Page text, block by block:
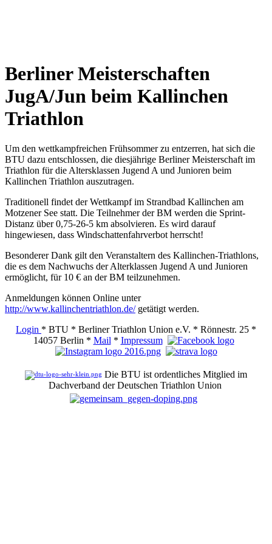
Berliner Meisterschaften
JugA/Jun beim Kallinchen
Triathlon
Um den wettkampfreichen Frühsommer zu entzerren, hat sich die
BTU dazu entschlossen, die diesjährige Berliner Meisterschaft im
Triathlon für die Altersklassen Jugend A und Junioren beim
Kallinchen Triathlon auszutragen.
Traditionell findet der Wettkampf im Strandbad Kallinchen am
Motzener See statt. Die Teilnehmer der BM werden die Sprint-
Distanz über 0,75-26-5 km absolvieren. Es wird darauf
hingewiesen, dass Windschattenfahrverbot herrscht!
Besonderer Dank gilt den Veranstaltern des Kallinchen-Triathlons,
die es dem Nachwuchs der Alterklassen Jugend A und Junioren
ermöglicht, für 10 € an der BM teilzunehmen.
Anmeldungen können Online unter
http://www.kallinchentriathlon.de/getätigt werden.
Login * BTU * Berliner Triathlon Union e.V. * Rönnestr. 25 *
14057 Berlin * Mail * Impressum
Die BTU ist ordentliches Mitglied im
Dachverband der Deutschen Triathlon Union